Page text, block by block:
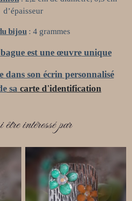
d’épaisseur
bijou : 4 grammes
bagueest une œuvreunique
dans son écrin personnalisé
sa carte d'identification
intéressé par